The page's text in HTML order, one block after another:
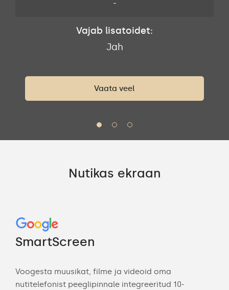
-
Vajab lisatoidet:
Jah
Vaata veel
Nutikas ekraan
SmartScreen
Voogesta muusikat, filme ja videoid oma
nutitelefonist peeglipinnale integreeritud 10-